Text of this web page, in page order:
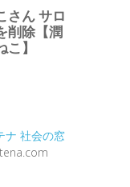
ナ 社会の窓